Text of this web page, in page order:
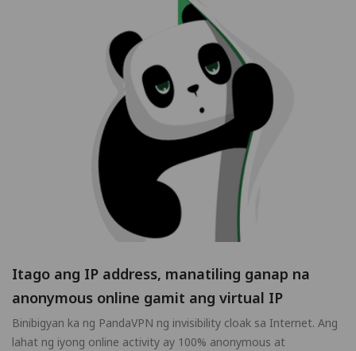
Itago ang IP address, manatiling ganap na
anonymous online gamit ang virtual IP
Binibigyan ka ng PandaVPN ng invisibility cloak sa Internet. Ang
lahat ng iyong online activity ay 100% anonymous at